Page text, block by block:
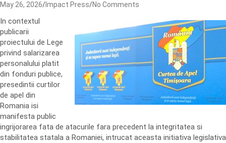
May 26, 2026 Impact Press No Comments
In contextul
publicarii
proiectului de Lege
privind salarizarea
personalului platit
din fonduri publice,
presedintii curtilor
de apel din
Romania isi
manifesta public
ingrijorarea fata de atacurile fara precedent la integritatea si
stabilitatea statala a Romaniei, intrucat aceasta initiativa legislativa